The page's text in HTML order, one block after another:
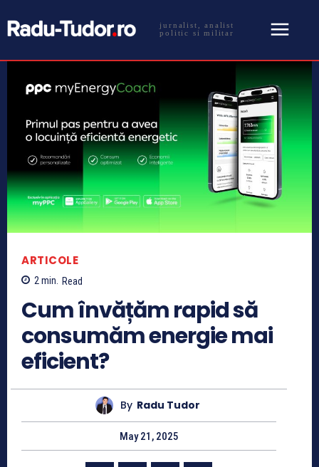
jurnalist, analist
politic si militar
ARTICOLE
2min. Read
Cum învățăm rapid să
consumăm energie mai
eficient?
By Radu Tudor
May 21, 2025